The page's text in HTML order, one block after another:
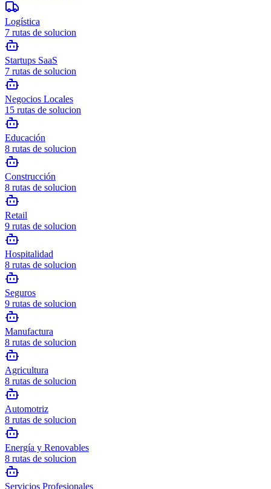
Logística
7 rutas de solucion
Startups SaaS
7 rutas de solucion
Negocios Locales
15 rutas de solucion
Educación
8 rutas de solucion
Construcción
8 rutas de solucion
Retail
9 rutas de solucion
Hospitalidad
8 rutas de solucion
Seguros
9 rutas de solucion
Manufactura
8 rutas de solucion
Agricultura
8 rutas de solucion
Automotriz
8 rutas de solucion
Energía y Renovables
8 rutas de solucion
Servicios Profesionales